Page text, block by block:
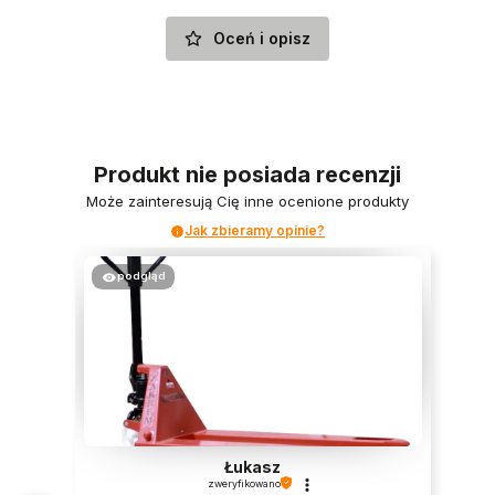
Oceń i opisz
Produkt nie posiada recenzji
Może zainteresują Cię inne ocenione produkty
Jak zbieramy opinie?
podgląd
Łukasz
zweryfikowano